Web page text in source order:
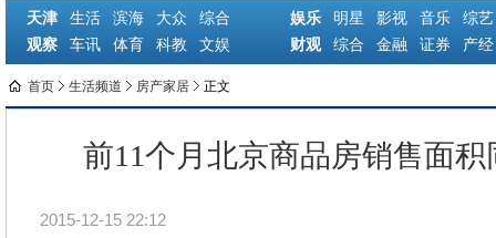
天津 生活 滨海 大众
综合
观察
车讯 体育 科教 文娱
娱乐 明星 影视 音乐
综艺
财观
综合 金融 证券 产经
首页 生活频道 房产家居 正文
前11个月北京商品房销售面积
2015-12-15 22:12